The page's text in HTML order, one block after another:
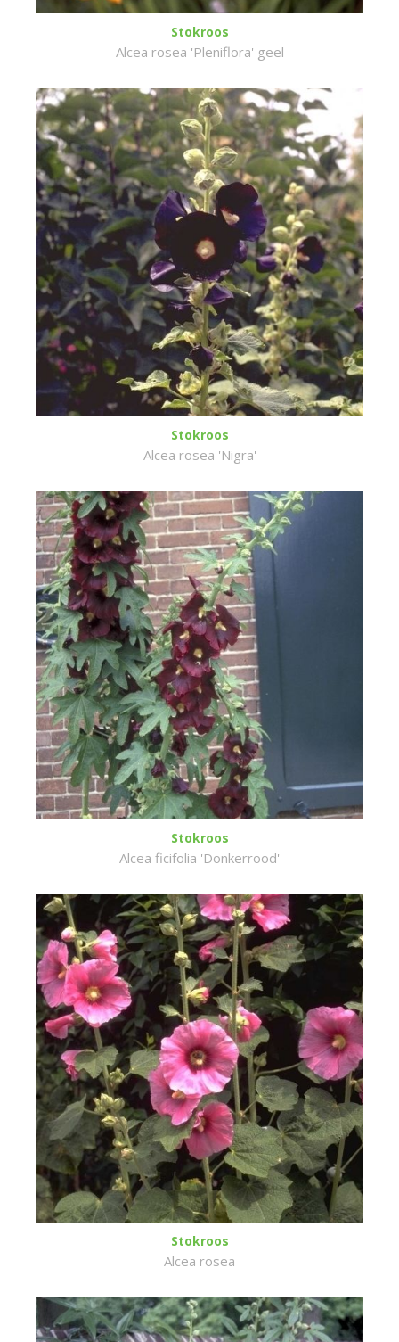
Stokroos
Alcea rosea 'Pleniflora' geel
Stokroos
Alcea rosea 'Nigra'
Stokroos
Alcea ficifolia 'Donkerrood'
Stokroos
Alcea rosea